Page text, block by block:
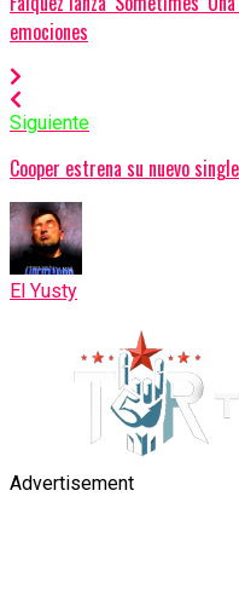
emociones
Siguiente
Cooper estrena su nuevo
El Yusty
Advertisement